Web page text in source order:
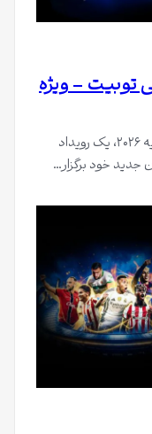
– ویژه
صرافی توبیت Toobitبه مناسبت ماه فوریه ۲۰۲۶، یک رویداد
جدید خود برگزار…